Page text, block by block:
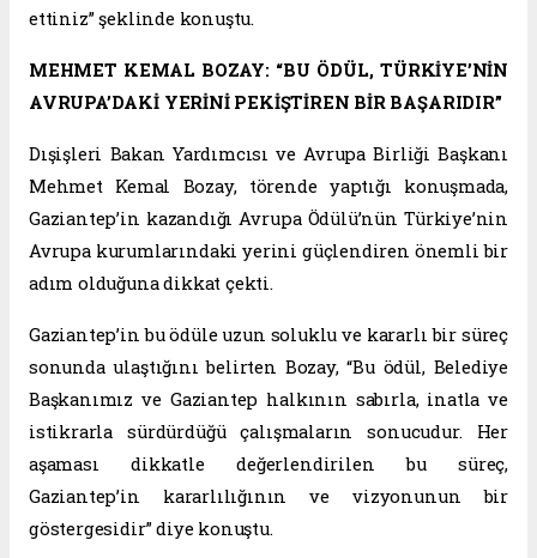
ettiniz” şeklinde konuştu.
MEHMET KEMAL BOZAY: “BU ÖDÜL, TÜRKİYE’NİN
AVRUPA’DAKİ YERİNİ PEKİŞTİREN BİR BAŞARIDIR”
Dışişleri Bakan Yardımcısı ve Avrupa Birliği Başkanı
Mehmet Kemal Bozay, törende yaptığı konuşmada,
Gaziantep’in kazandığı Avrupa Ödülü’nün Türkiye’nin
Avrupa kurumlarındaki yerini güçlendiren önemli bir
adım olduğuna dikkat çekti.
Gaziantep’in bu ödüle uzun soluklu ve kararlı bir süreç
sonunda ulaştığını belirten Bozay, “Bu ödül, Belediye
Başkanımız ve Gaziantep halkının sabırla, inatla ve
istikrarla sürdürdüğü çalışmaların sonucudur. Her
aşaması dikkatle değerlendirilen bu süreç,
Gaziantep’in kararlılığının ve vizyonunun bir
göstergesidir” diye konuştu.